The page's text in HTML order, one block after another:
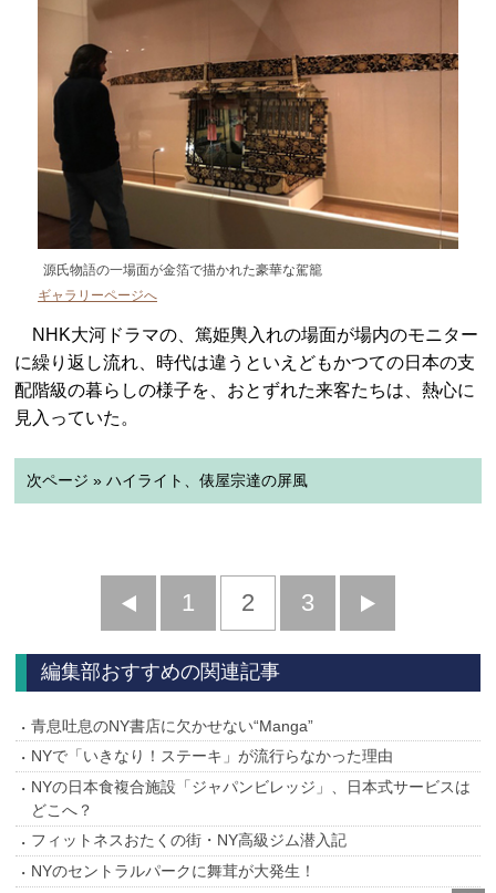
源氏物語の一場面が金箔で描かれた豪華な駕籠
ギャラリーページへ
NHK大河ドラマの、篤姫輿入れの場面が場内のモニター
に繰り返し流れ、時代は違うといえどもかつての日本の支
配階級の暮らしの様子を、おとずれた来客たちは、熱心に
見入っていた。
次ページ » ハイライト、俵屋宗達の屏風
前
へ
1 2 3
へ
編集部おすすめの関連記事
青息吐息のNY書店に欠かせない“Manga”
NYで「いきなり！ステーキ」が流行らなかった理由
NYの日本食複合施設「ジャパンビレッジ」、日本式サービスは
どこへ？
フィットネスおたくの街・NY高級ジム潜入記
NYのセントラルパークに舞茸が大発生！